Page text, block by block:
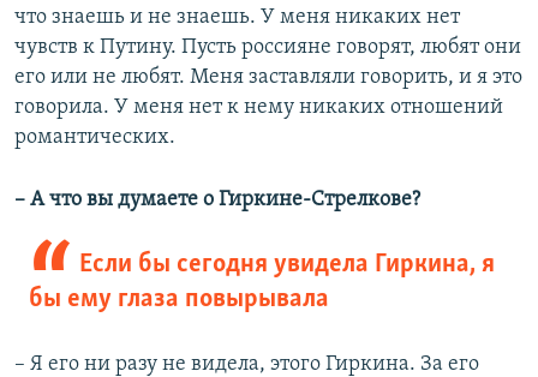
что знаешь и не знаешь. У меня никаких нет
чувств к Путину. Пусть россияне говорят, любят они
его или не любят. Меня заставляли говорить, и я это
говорила. У меня нет к нему никаких отношений
романтических.
– А что вы думаете о Гиркине-Стрелкове?
Если бы сегодня увидела Гиркина, я
бы ему глаза повырывала
– Я его ни разу не видела, этого Гиркина. За его